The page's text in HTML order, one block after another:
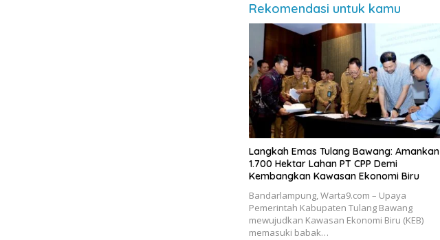
Rekomendasi untuk kamu
Langkah Emas Tulang Bawang: Amankan
1.700 Hektar Lahan PT CPP Demi
Kembangkan Kawasan Ekonomi Biru
Bandarlampung, Warta9.com – Upaya
Pemerintah Kabupaten Tulang Bawang
mewujudkan Kawasan Ekonomi Biru (KEB)
memasuki babak…